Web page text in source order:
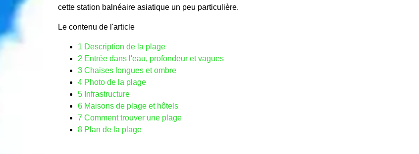
cette station balnéaire asiatique un peu particulière.
Le contenu de l'article
1 Description de la plage
2 Entrée dans l'eau, profondeur et vagues
3 Chaises longues et ombre
4 Photo de la plage
5 Infrastructure
6 Maisons de plage et hôtels
7 Comment trouver une plage
8 Plan de la plage